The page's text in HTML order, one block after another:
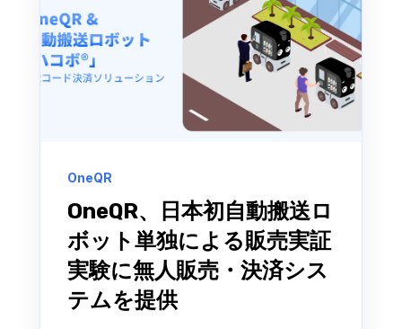
OneQR
OneQR、日本初自動搬送ロ
ボット単独による販売実証
実験に無人販売・決済シス
テムを提供